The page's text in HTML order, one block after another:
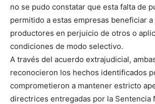
no se pudo constatar que esta falta de
permitido a estas empresas beneficiar a
productores en perjuicio de otros o
condiciones de modo selectivo.
A través del acuerdo extrajudicial,
reconocieron los hechos identificados
comprometieron a mantener estricto
directrices entregadas por la Sentencia